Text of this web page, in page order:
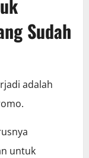
Sudah
adalah
untuk